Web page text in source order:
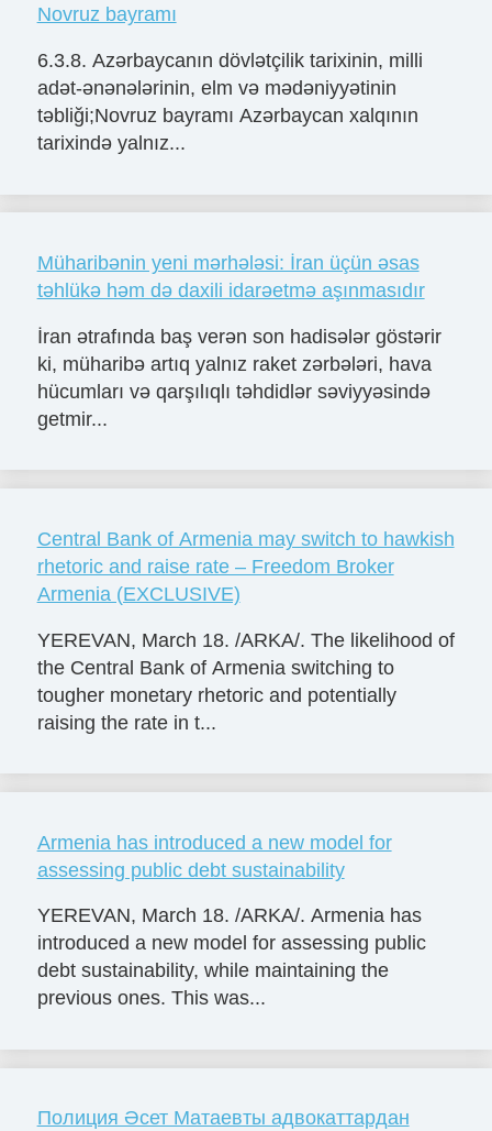
Novruz bayramı
6.3.8. Azərbaycanın dövlətçilik tarixinin, milli
adət-ənənələrinin, elm və mədəniyyətinin
təbliği;Novruz bayramı Azərbaycan xalqının
tarixində yalnız...
Müharibənin yeni mərhələsi: İran üçün əsas
təhlükə həm də daxili idarəetmə aşınmasıdır
İran ətrafında baş verən son hadisələr göstərir
ki, müharibə artıq yalnız raket zərbələri, hava
hücumları və qarşılıqlı təhdidlər səviyyəsində
getmir...
Central Bank of Armenia may switch to hawkish
rhetoric and raise rate – Freedom Broker
Armenia (EXCLUSIVE)
YEREVAN, March 18. /ARKA/. The likelihood of
the Central Bank of Armenia switching to
tougher monetary rhetoric and potentially
raising the rate in t...
Armenia has introduced a new model for
assessing public debt sustainability
YEREVAN, March 18. /ARKA/. Armenia has
introduced a new model for assessing public
debt sustainability, while maintaining the
previous ones. This was...
Полиция Әсет Матаевты адвокаттардан